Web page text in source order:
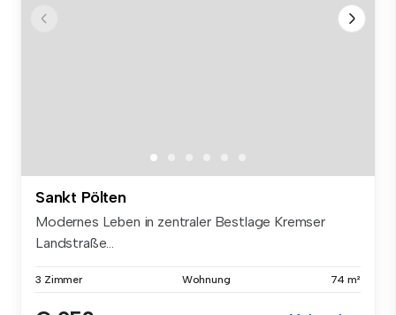
Sankt Pölten
Modernes Leben in zentraler Bestlage Kremser
Landstraße...
3 Zimmer Wohnung 74 m²